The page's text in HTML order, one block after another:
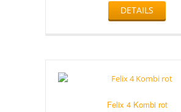
DETAILS
Felix 4 Kombi rot